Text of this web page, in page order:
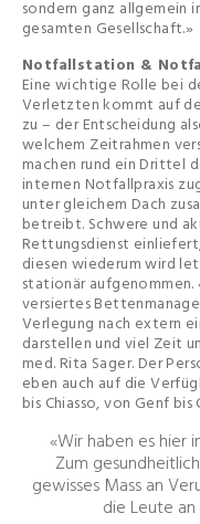
sondern ganz allgemein
gesamten Gesellschaft.»
Notfallstation &
Eine wichtige Rolle bei
Verletzten kommt auf
zu – der Entscheidung
welchem Zeitrahmen
machen rund ein Drittel
internen Notfallpraxis
unter gleichem Dach
betreibt. Schwere und
Rettungsdienst
diesen wiederum wird
stationär aufgenommen.
versiertes
Verlegung nach extern
darstellen und viel Zeit
med. Rita Sager. Der
eben auch auf die
bis Chiasso, von Genf bis
«Wir haben es hier
Zum
gewisses Mass an
die Leute